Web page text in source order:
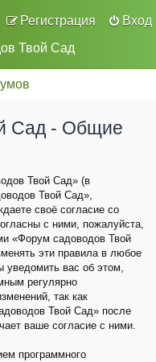
Вход
Регистрация
Твой Сад
Сад - Общие
Твой Сад» (в
Твой Сад»,
своё согласие со
с ними, пожалуйста,
«Форум садоводов Твой
эти правила в любое
уведомить вас об этом,
регулярно
так как
Твой Сад» после
ваше согласие с ними.
программного